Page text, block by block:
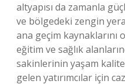
altyapısı da zamanla
ve bölgedeki zengin
ana geçim kaynaklarını
eğitim ve sağlık
sakinlerinin yaşam
gelen yatırımcılar için